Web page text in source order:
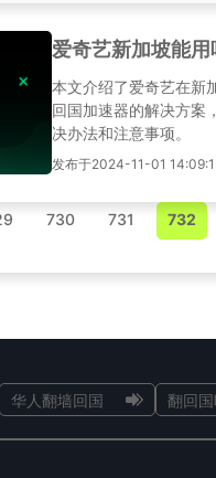
爱奇艺新加坡能
本文介绍了爱奇艺在新
回国加速器的解决方案
决办法和注意事项。
发布于2024-11-01
730 731 732
华人翻墙回国 翻回